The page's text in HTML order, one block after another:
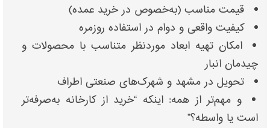
قیمت مناسب (به‌خصوص در خرید عمده)
کیفیت واقعی و دوام در استفاده روزمره
امکان تهیه ابعاد موردنظر متناسب با محصولات و
چیدمان انبار
تحویل در مشهد و شهرک‌های صنعتی اطراف
و مهم‌تر از همه: اینکه “خرید از کارخانه به‌صرفه‌تر
است یا واسطه؟”